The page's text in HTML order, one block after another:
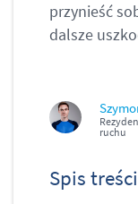
ruchu
przynieść
dalsze
Spis treści